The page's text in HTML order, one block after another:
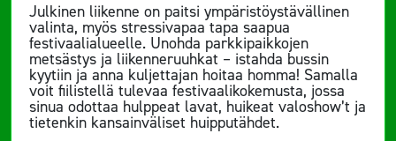
Julkinen liikenne on paitsi ympäristöystävällinen
valinta, myös stressivapaa tapa saapua
festivaalialueelle. Unohda parkkipaikkojen
metsästys ja liikenneruuhkat – istahda bussin
kyytiin ja anna kuljettajan hoitaa homma! Samalla
voit fiilistellä tulevaa festivaalikokemusta, jossa
sinua odottaa hulppeat lavat, huikeat valoshow’t ja
tietenkin kansainväliset huipputähdet.